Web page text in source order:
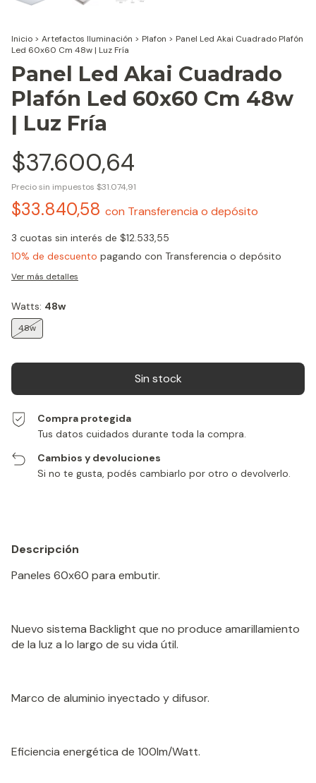
Inicio > Artefactos Iluminación > Plafon > Panel Led Akai Cuadrado Plafón
Led 60x60 Cm 48w | Luz Fría
Panel Led Akai Cuadrado
Plafón Led 60x60 Cm 48w
| Luz Fría
$37.600,64
Precio sin impuestos $31.074,91
$33.840,58 con Transferencia o depósito
3 cuotas sin interés de $12.533,55
10% de descuento pagando con Transferencia o depósito
Ver más detalles
Watts: 48w
48w
Compra protegida
Tus datos cuidados durante toda la compra.
Cambios y devoluciones
Si no te gusta, podés cambiarlo por otro o devolverlo.
Descripción
Paneles 60x60 para embutir.
Nuevo sistema Backlight que no produce amarillamiento
de la luz a lo largo de su vida útil.
Marco de aluminio inyectado y difusor.
Eficiencia energética de 100lm/Watt.